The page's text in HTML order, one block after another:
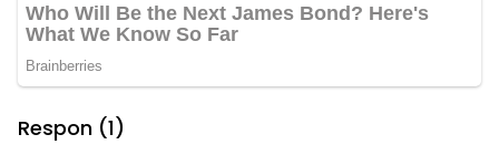
Respon (1)